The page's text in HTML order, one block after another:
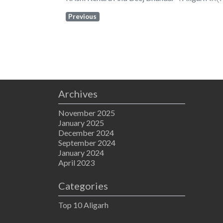
Previous
Archives
November 2025
January 2025
December 2024
September 2024
January 2024
April 2023
Categories
Top 10 Aligarh